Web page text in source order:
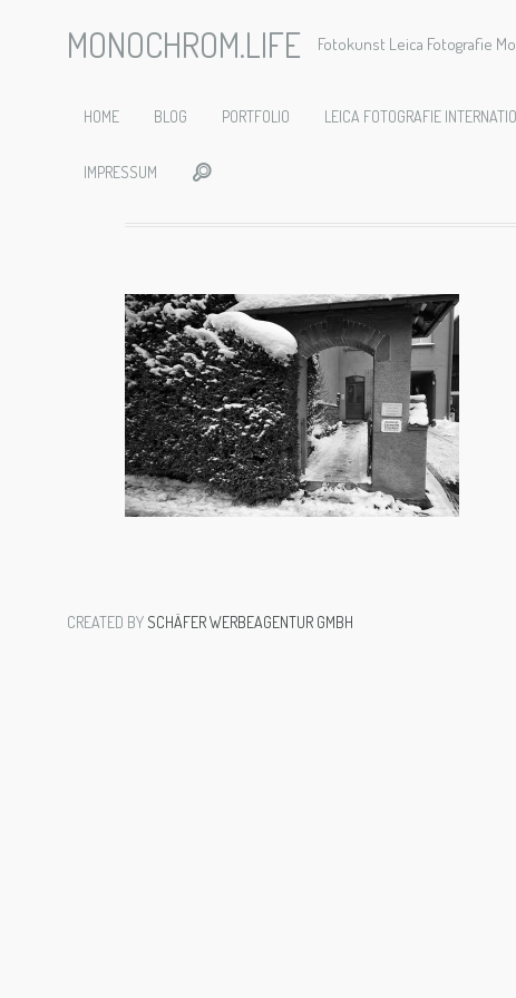
MONOCHROM.LIFE Fotokunst Leica Fotografie
HOME BLOG PORTFOLIO LEICA FOTOGRAFIE
IMPRESSUM
CREATED BY SCHÄFER WERBEAGENTUR GMBH